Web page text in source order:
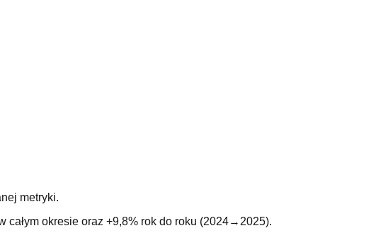
metryki.
całym okresie oraz +9,8% rok do roku (2024→2025).